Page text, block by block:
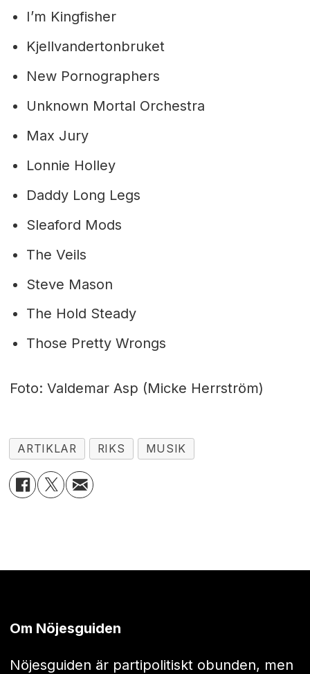
I’m Kingfisher
Kjellvandertonbruket
New Pornographers
Unknown Mortal Orchestra
Max Jury
Lonnie Holley
Daddy Long Legs
Sleaford Mods
The Veils
Steve Mason
The Hold Steady
Those Pretty Wrongs
Foto: Valdemar Asp (Micke Herrström)
ARTIKLAR RIKS MUSIK
Om Nöjesguiden
Nöjesguiden är partipolitiskt obunden, men